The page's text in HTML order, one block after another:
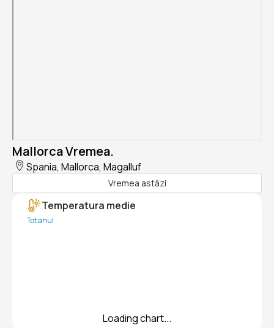
Mallorca Vremea.
Spania, Mallorca, Magalluf
Vremea astăzi
Temperatura medie
Tot anul
Loading chart...